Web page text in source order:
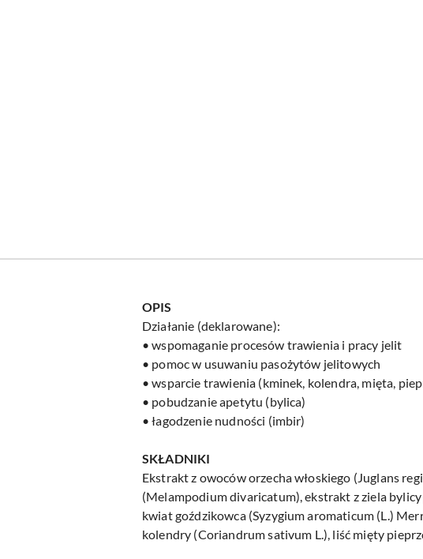
OPIS
Działanie (deklarowane):
• wspomaganie procesów trawienia i pracy jelit
• pomoc w usuwaniu pasożytów jelitowych
• wsparcie trawienia (kminek, kolendra, mięta,
• pobudzanie apetytu (bylica)
• łagodzenie nudności (imbir)
SKŁADNIKI
Ekstrakt z owoców orzecha włoskiego (Juglans
(Melampodium divaricatum), ekstrakt z ziela
kwiat goździkowca (Syzygium aromaticum (L.)
kolendry (Coriandrum sativum L.), liść mięty